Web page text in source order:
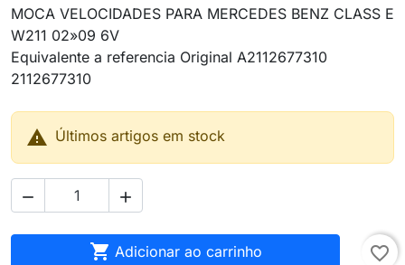
MOCA VELOCIDADES PARA MERCEDES BENZ CLASS E
W211 02»09 6V
Equivalente a referencia Original A2112677310
2112677310
 Últimos artigos em stock
 
 Adicionar ao carrinho favorite_border